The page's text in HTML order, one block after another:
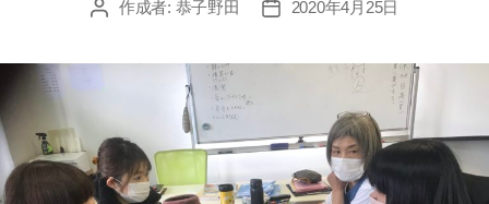
投 作成者: 恭子野田
投
2020年4月25日